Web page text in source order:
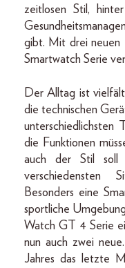
zeitlosen Stil,
gibt. Mit drei neuen
Smartwatch Serie
Der Alltag ist
die technischen
unterschiedlichsten
die Funktionen
auch der Stil soll
verschiedensten
Besonders eine
sportliche
Watch GT 4 Serie
nun auch zwei
Jahres das letzte